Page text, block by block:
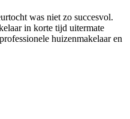
was niet zo succesvol.
in korte tijd uitermate
huizenmakelaar en